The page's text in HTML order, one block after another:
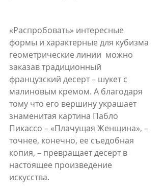
«Распробовать» интересные
формы и характерные для кубизма
геометрические линии  можно
заказав традиционный
французский десерт – шукет с
малиновым кремом. А благодаря
тому что его вершину украшает
знаменитая картина Пабло
Пикассо – «Плачущая Женщина», –
точнее, конечно, ее съедобная
копия, – превращает десерт в
настоящее произведение
иcкусства.